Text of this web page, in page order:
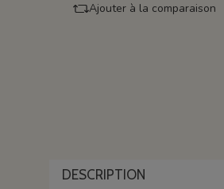
Ajouter à la comparaison
DESCRIPTION